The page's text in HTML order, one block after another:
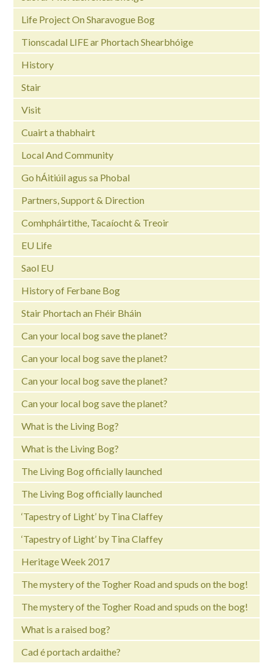
Life Project On Sharavogue Bog
Tionscadal LIFE ar Phortach Shearbhóige
History
Stair
Visit
Cuairt a thabhairt
Local And Community
Go hÁitiúil agus sa Phobal
Partners, Support & Direction
Comhpháirtithe, Tacaíocht & Treoir
EU Life
Saol EU
History of Ferbane Bog
Stair Phortach an Fhéir Bháin
Can your local bog save the planet?
Can your local bog save the planet?
Can your local bog save the planet?
Can your local bog save the planet?
What is the Living Bog?
What is the Living Bog?
The Living Bog officially launched
The Living Bog officially launched
‘Tapestry of Light’ by Tina Claffey
‘Tapestry of Light’ by Tina Claffey
Heritage Week 2017
The mystery of the Togher Road and spuds on the bog!
The mystery of the Togher Road and spuds on the bog!
What is a raised bog?
Cad é portach ardaithe?